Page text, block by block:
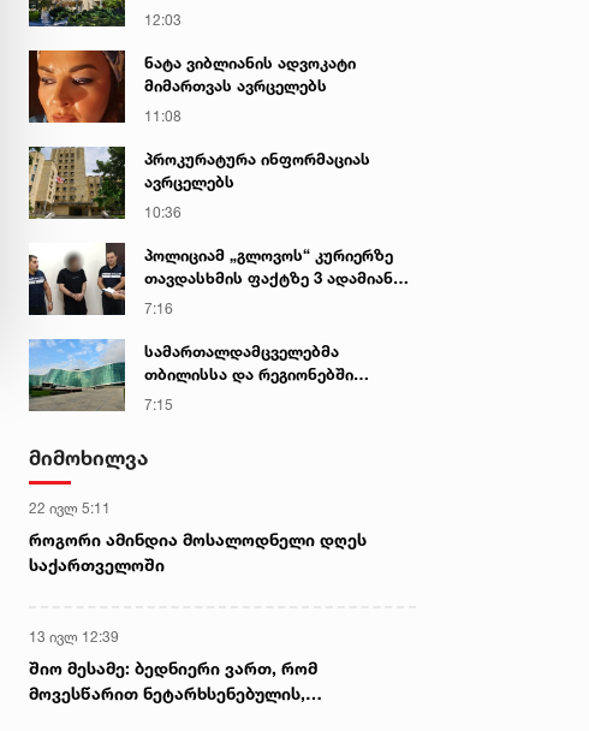
წარუდგინა
12:03
ნატა ვიბლიანის ადვოკატი
მიმართვას ავრცელებს
11:08
პროკურატურა ინფორმაციას
ავრცელებს
10:36
პოლიციამ „გლოვოს“ კურიერზე
თავდასხმის ფაქტზე 3 ადამიანი
დააკავა
7:16
სამართალდამცველებმა
თბილისსა და რეგიონებში
უკანონო ცეცხლსასროლი
7:15
მიმოხილვა
22 ივლ 5:11
როგორი ამინდია მოსალოდნელი დღეს
საქართველოში
13 ივლ 12:39
შიო მესამე: ბედნიერი ვართ, რომ
მოვესწარით ნეტარხსენებულის,